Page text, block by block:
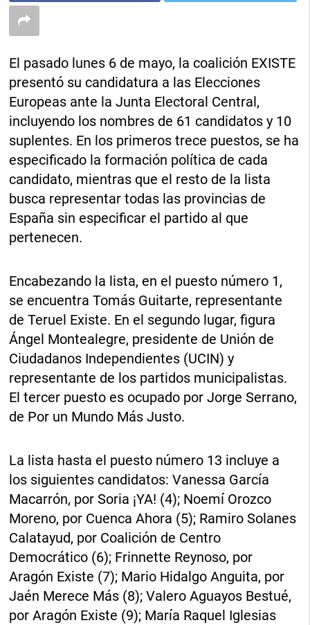
El pasado lunes 6 de mayo, la coalición EXISTE
presentó su candidatura a las Elecciones
Europeas ante la Junta Electoral Central,
incluyendo los nombres de 61 candidatos y 10
suplentes. En los primeros trece puestos, se ha
especificado la formación política de cada
candidato, mientras que el resto de la lista
busca representar todas las provincias de
España sin especificar el partido al que
pertenecen.
Encabezando la lista, en el puesto número 1,
se encuentra Tomás Guitarte, representante
de Teruel Existe. En el segundo lugar, figura
Ángel Montealegre, presidente de Unión de
Ciudadanos Independientes (UCIN) y
representante de los partidos municipalistas.
El tercer puesto es ocupado por Jorge Serrano,
de Por un Mundo Más Justo.
La lista hasta el puesto número 13 incluye a
los siguientes candidatos: Vanessa García
Macarrón, por Soria ¡YA! (4); Noemí Orozco
Moreno, por Cuenca Ahora (5); Ramiro Solanes
Calatayud, por Coalición de Centro
Democrático (6); Frinnette Reynoso, por
Aragón Existe (7); Mario Hidalgo Anguita, por
Jaén Merece Más (8); Valero Aguayos Bestué,
por Aragón Existe (9); María Raquel Iglesias